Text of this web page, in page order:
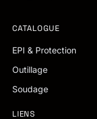
CATALOGUE
EPI & Protection
Outillage
Soudage
LIENS